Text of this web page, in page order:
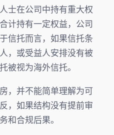
士在公司中持有重大权
计持有一定权益，公司
信托而言，如果信托条
，或受益人安排没有被
被视为海外信托。
，并不能简单理解为可
，如果结构没有提前审
和合规后果。